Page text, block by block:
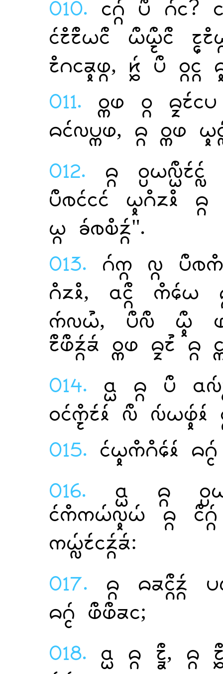
010.   ?
 
,   
011.   
,  
012. 
  
 ".
013.  
,  
,  
   
014.   
  
015. 
016.  
  
:
017.  
 ;
018.   , 